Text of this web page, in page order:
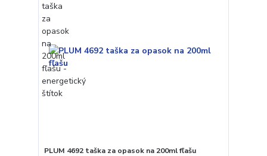
PLUM 4692 taška za opasok na 200ml fľašu